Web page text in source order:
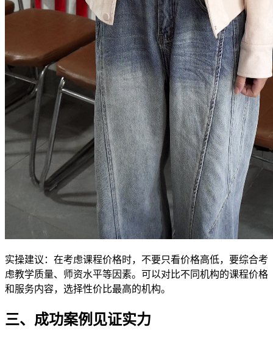
实操建议：在考虑课程价格时，不要只看价格高低，要综合考
虑教学质量、师资水平等因素。可以对比不同机构的课程价格
和服务内容，选择性价比最高的机构。
三、成功案例见证实力